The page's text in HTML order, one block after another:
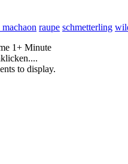
raupe schmetterling
1+ Minute
to display.